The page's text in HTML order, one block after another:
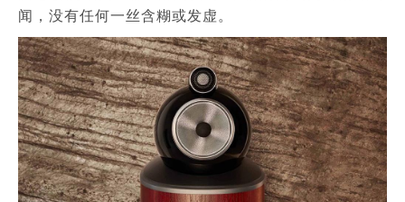
闻，没有任何一丝含糊或发虚。